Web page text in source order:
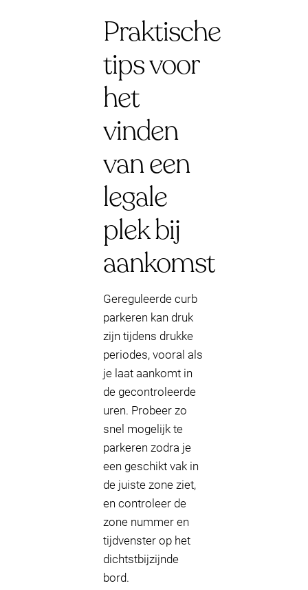
Praktische
tips voor
het
vinden
van een
legale
plek bij
aankomst
Gereguleerde curb
parkeren kan druk
zijn tijdens drukke
periodes, vooral als
je laat aankomt in
de gecontroleerde
uren. Probeer zo
snel mogelijk te
parkeren zodra je
een geschikt vak in
de juiste zone ziet,
en controleer de
zone nummer en
tijdvenster op het
dichtstbijzijnde
bord.